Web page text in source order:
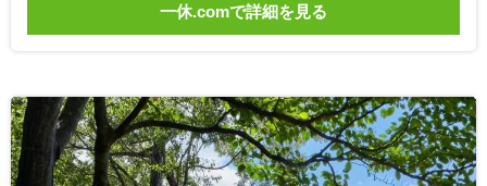
一休.comで詳細を見る